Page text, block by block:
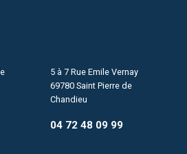
5 à 7 Rue Emile Vernay
69780 Saint Pierre de
Chandieu
04 72 48 09 99